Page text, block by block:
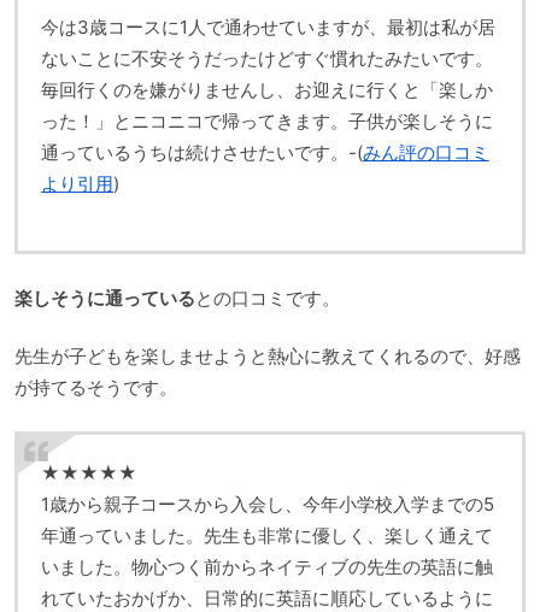
今は3歳コースに1人で通わせていますが、最初は私が居
ないことに不安そうだったけどすぐ慣れたみたいです。
毎回行くのを嫌がりませんし、お迎えに行くと「楽しか
った！」とニコニコで帰ってきます。子供が楽しそうに
通っているうちは続けさせたいです。-(みん評の口コミ
より引用)
楽しそうに通っているとの口コミです。
先生が子どもを楽しませようと熱心に教えてくれるので、好感
が持てるそうです。
★★★★★
1歳から親子コースから入会し、今年小学校入学までの5
年通っていました。先生も非常に優しく、楽しく通えて
いました。物心つく前からネイティブの先生の英語に触
れていたおかげか、日常的に英語に順応しているように